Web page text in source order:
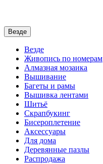
Везде
Везде
Живопись по номерам
Алмазная мозаика
Вышивание
Багеты и рамы
Вышивка лентами
Шитьё
Скрапбукинг
Бисероплетение
Аксессуары
Для дома
Деревянные пазлы
Распродажа